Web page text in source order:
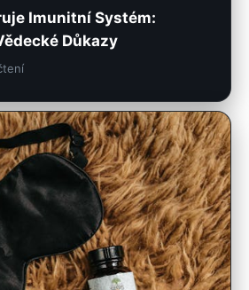
Imunitní Systém:
Důkazy